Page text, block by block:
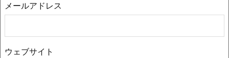
メールアドレス
ウェブサイト